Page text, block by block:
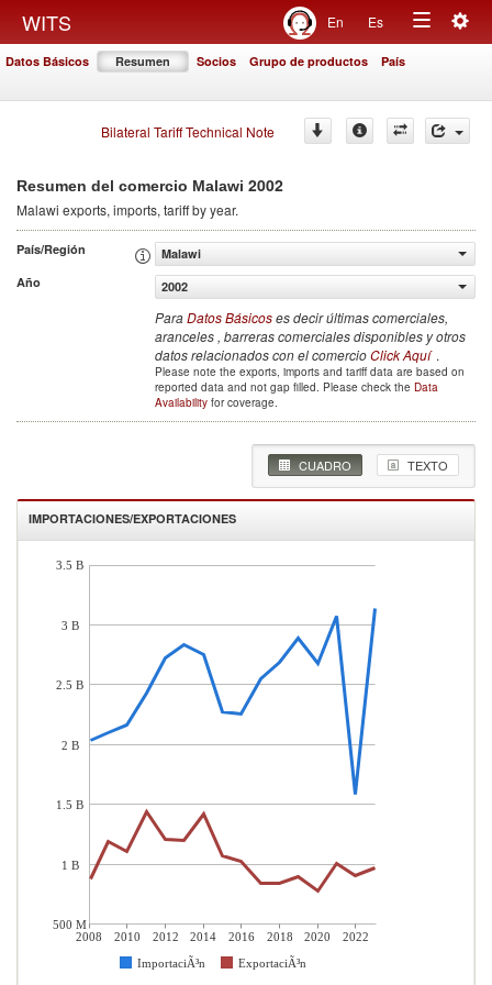
WITS En Es
Toggle
Datos Básicos Resumen Socios Grupo de productos País
Bilateral Tariff Technical Note
Resumen del comercio Malawi 2002
Malawi exports, imports, tariff by year.
País/Región
Malawi
Año
2002
ParaDatos Básicoses decir últimas comerciales,
aranceles , barreras comerciales disponibles y otros
datos relacionados con el comercioClick Aquí .
Please note the exports, imports and tariff data are based on
reported data and not gap filled. Please check the Data
Availability for coverage.
CUADRO TEXTO
IMPORTACIONES/EXPORTACIONES
2008 2010 2012 2014 2016 2018 2020 2022
ImportaciÃ³n ExportaciÃ³n
3.5 B
3 B
2.5 B
2 B
1.5 B
1 B
500 M